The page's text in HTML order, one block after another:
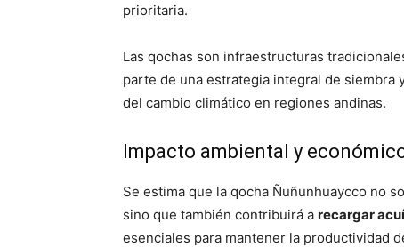
prioritaria.
Las qochas son infraestructuras
parte de una estrategia integral de siembra
del cambio climático en regiones andinas.
Impacto ambiental y
Se estima que la qocha Ñuñunhuaycco no
sino que también contribuirá a recargar
esenciales para mantener la productividad